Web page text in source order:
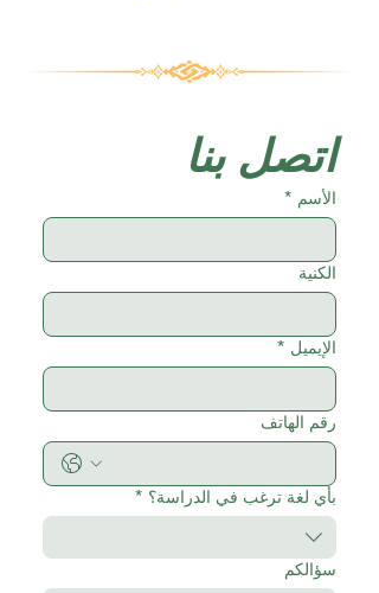
اتصل بنا
الأسم *
الكنية
الإيميل *
رقم الهاتف
بأي لغة ترغب في الدراسة؟ *
سؤالكم